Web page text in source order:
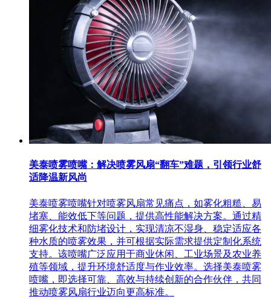
美泰喷雾喷嘴：解决喷雾风扇“翻车”难题，引领行业舒
适降温新风尚
美泰喷雾喷嘴针对喷雾风扇常见痛点，如雾化粗糙、易
堵塞、能效低下等问题，提供高性能解决方案。通过精
细雾化技术和防堵设计，实现清凉不湿身、稳定适应各
种水质的喷雾效果，并可根据实际需求提供定制化系统
支持。该喷嘴广泛应用于商业休闲、工业场景及农业养
殖等领域，提升环境舒适度与作业效率。选择美泰喷雾
喷嘴，即选择可靠、高效与持续创新的合作伙伴，共同
推动喷雾风扇行业迈向更高标准。